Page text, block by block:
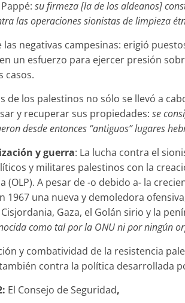
su firmeza [la de los aldeanos]
las operaciones sionistas de limpieza
las negativas campesinas: erigió
en un esfuerzo para ejercer presión
casos.
de los palestinos no sólo se llevó a
y recuperar sus propiedades: se
desde entonces “antiguos” lugares
y guerra: La lucha contra el
y militares palestinos con la
(OLP). A pesar de -o debido a- la
1967 una nueva y demoledora
Gaza, el Golán sirio y la
como tal por la ONU ni por ningún
y combatividad de la resistencia
contra la política desarrollada
El Consejo de Seguridad,